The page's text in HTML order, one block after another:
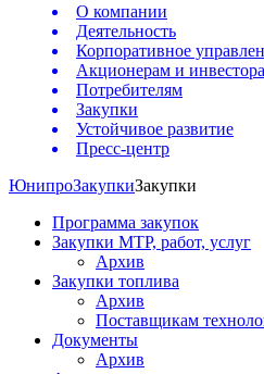
О компании
Деятельность
Корпоративное
Акционерам и
Потребителям
Закупки
Устойчивое развитие
Пресс-центр
ЮнипроЗакупкиЗакупки
Программа закупок
Закупки МТР, работ, услуг
Архив
Закупки топлива
Архив
Поставщикам
Документы
Архив